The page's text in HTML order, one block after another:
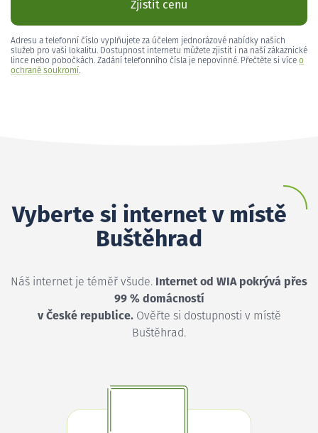
Zjistit cenu
Adresu a telefonní číslo vyplňujete za účelem jednorázové nabídky našich
služeb pro vaši lokalitu. Dostupnost internetu můžete zjistit i na naší zákaznické
lince nebo pobočkách. Zadání telefonního čísla je nepovinné. Přečtěte si více o
ochraně soukromí.
Vyberte si internet v místě
Buštěhrad
Náš internet je téměř všude. Internet od WIA pokrývá přes
99 % domácností
v České republice.Ověřte si dostupnosti v místě
Buštěhrad.